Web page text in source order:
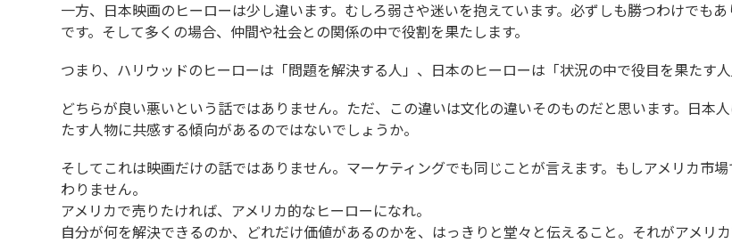
一方、日本映画のヒーローは少し違います。むしろ弱さや迷いを抱えています。必ずしも勝つわけでも
です。そして多くの場合、仲間や社会との関係の中で役割を果たします。
つまり、ハリウッドのヒーローは「問題を解決する人」、日本のヒーローは「状況の中で役目を果たす人
どちらが良い悪いという話ではありません。ただ、この違いは文化の違いそのものだと思います。日本
たす人物に共感する傾向があるのではないでしょうか。
そしてこれは映画だけの話ではありません。マーケティングでも同じことが言えます。もしアメリカ市
わりません。
アメリカで売りたければ、アメリカ的なヒーローになれ。
自分が何を解決できるのか、どれだけ価値があるのかを、はっきりと堂々と伝えること。それがアメリ